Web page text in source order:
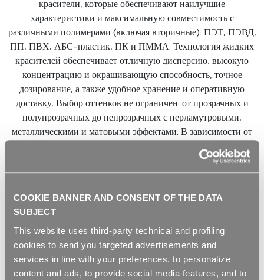
COOKIE BANNER AND CONSENT OF THE DATA
SUBJECT
This website uses third-party technical and profiling
cookies to send you targeted advertisements and
services in line with your preferences, to personalize
content and ads, to provide social media features, and to
красители, которые обеспечивают наилучшие
характеристики и максимальную совместимость с
различными полимерами (включая вторичные): ПЭТ, ПЭВД,
ПП, ПВХ, АБС-пластик, ПК и ПММА. Технология жидких
красителей обеспечивает отличную дисперсию, высокую
концентрацию и окрашивающую способность, точное
дозирование, а также удобное хранение и оперативную
доставку. Выбор оттенков не ограничен: от прозрачных и
полупрозрачных до непрозрачных с перламутровыми,
металлическими и матовыми эффектами. В зависимости от
типа конечного продукта REPI разрабатывает красители,
соответствующие определенным требованиям пищевой
промышленности. Технология жидкого окрашивания
малых дозировках. REPI разработали специальную формулу,
где краситель и добавка в одном составе, для получения
готового продукта с желаемым эстетическим видом и
наилучшими характеристиками. Высокая красящая
способность, чрезвычайно точная дозировка, эффективная
логистика и хранение делают технологию REPI очень